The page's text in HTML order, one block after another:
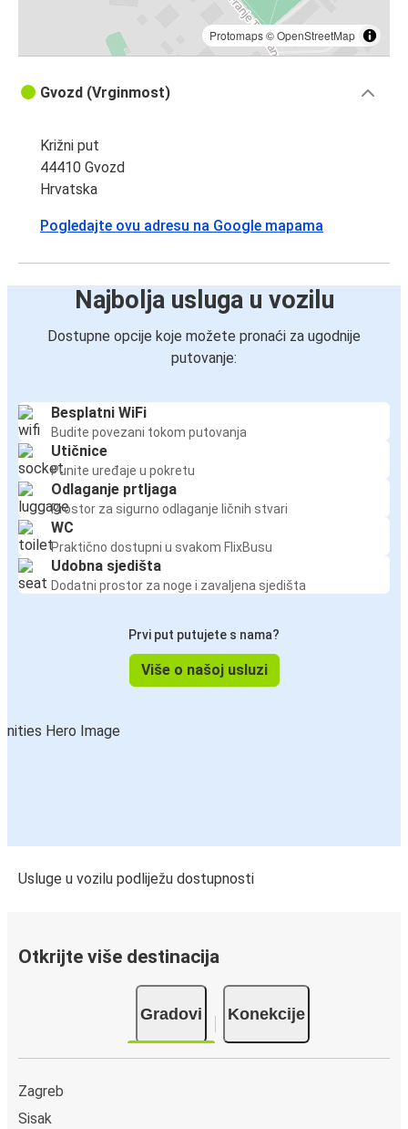
Protomaps©OpenStreetMap
Gvozd (Vrginmost)
Križni put
44410 Gvozd
Hrvatska
Pogledajte ovu adresu na Google mapama
Najbolja usluga u vozilu
Dostupne opcije koje možete pronaći za ugodnije
putovanje:
Besplatni WiFi
Budite povezani tokom putovanja
Utičnice
Punite uređaje u pokretu
Odlaganje prtljaga
Prostor za sigurno odlaganje ličnih stvari
WC
Praktično dostupni u svakom FlixBusu
Udobna sjedišta
Dodatni prostor za noge i zavaljena sjedišta
Prvi put putujete s nama?
Više o našoj usluzi
Usluge u vozilu podliježu dostupnosti
Otkrijte više destinacija
Gradovi Konekcije
Zagreb
Sisak